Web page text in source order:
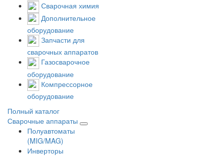
Сварочная химия
Дополнительное
оборудование
Запчасти для
сварочных аппаратов
Газосварочное
оборудование
Компрессорное
оборудование
Полный каталог
Сварочные аппараты
Полуавтоматы
(MIG/MAG)
Инверторы